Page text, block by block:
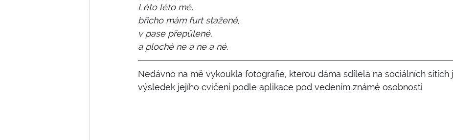
Léto léto mé,
břicho mám furt stažené,
v pase přepůlené,
a ploché ne a ne a né.
Nedávno na mě vykoukla fotografie, kterou dáma sdílela na sociálních sítích
výsledek jejího cvičení podle aplikace pod vedením známé osobnosti